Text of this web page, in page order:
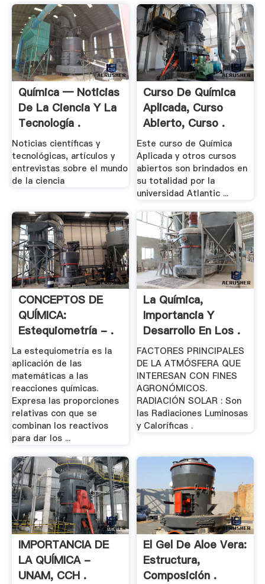
Química — Noticias
De La Ciencia Y La
Tecnología .
Noticias científicas y
tecnológicas, artículos y
entrevistas sobre el mundo
de la ciencia
Curso De Química
Aplicada, Curso
Abierto, Curso .
Este curso de Química
Aplicada y otros cursos
abiertos son brindados en
su totalidad por la
universidad Atlantic ...
CONCEPTOS DE
QUÍMICA:
Estequiometría - .
La estequiometría es la
aplicación de las
matemáticas a las
reacciones químicas.
Expresa las proporciones
relativas con que se
combinan los reactivos
para dar los ...
La Química,
Importancia Y
Desarrollo En Los .
FACTORES PRINCIPALES
DE LA ATMÓSFERA QUE
INTERESAN CON FINES
AGRONÓMICOS.
RADIACIÓN SOLAR : Son
las Radiaciones Luminosas
y Caloríficas .
IMPORTANCIA DE
LA QUÍMICA -
UNAM, CCH .
El Gel De Aloe Vera:
Estructura,
Composición .